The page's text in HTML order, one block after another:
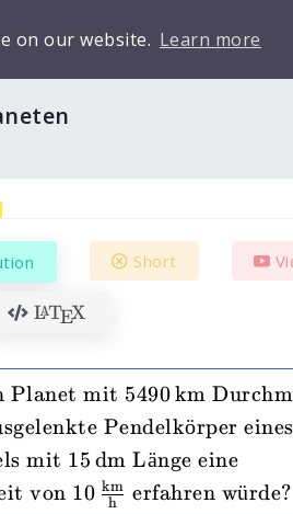
on our website. Learn more
Short
\LaTeX
LATEX
Planet mit 5490km
Pendelkörper eines
mit
15\,\mathrm{dm}
15 dm Länge eine
von
10\,\mathrm{\frac{km}{h}}
10 h
km erfahren würde?